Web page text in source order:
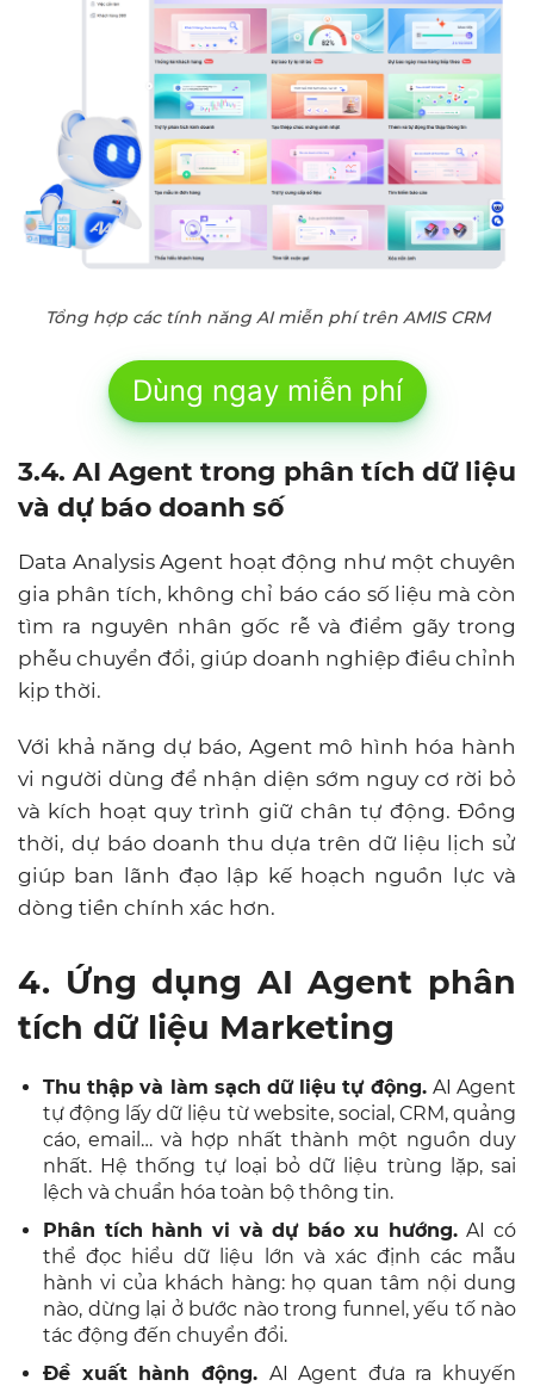
Tổng hợp các tính năng AI miễn phí trên AMIS CRM
Dùng ngay miễn phí
3.4. AI Agent trong phân tích dữ liệu
và dự báo doanh số
Data Analysis Agent hoạt động như một chuyên
gia phân tích, không chỉ báo cáo số liệu mà còn
tìm ra nguyên nhân gốc rễ và điểm gãy trong
phễu chuyển đổi, giúp doanh nghiệp điều chỉnh
kịp thời.
Với khả năng dự báo, Agent mô hình hóa hành
vi người dùng để nhận diện sớm nguy cơ rời bỏ
và kích hoạt quy trình giữ chân tự động. Đồng
thời, dự báo doanh thu dựa trên dữ liệu lịch sử
giúp ban lãnh đạo lập kế hoạch nguồn lực và
dòng tiền chính xác hơn.
4. Ứng dụng AI Agent phân
tích dữ liệu Marketing
Thu thập và làm sạch dữ liệu tự động. AI Agent
tự động lấy dữ liệu từ website, social, CRM, quảng
cáo, email… và hợp nhất thành một nguồn duy
nhất. Hệ thống tự loại bỏ dữ liệu trùng lặp, sai
lệch và chuẩn hóa toàn bộ thông tin.
Phân tích hành vi và dự báo xu hướng.AI có
thể đọc hiểu dữ liệu lớn và xác định các mẫu
hành vi của khách hàng: họ quan tâm nội dung
nào, dừng lại ở bước nào trong funnel, yếu tố nào
tác động đến chuyển đổi.
Đề xuất hành động. AI Agent đưa ra khuyến